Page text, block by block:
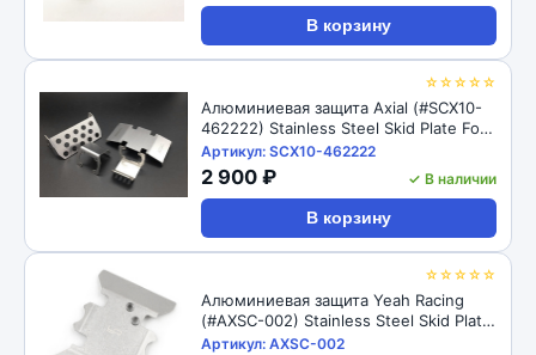
В корзину
☆☆☆☆☆
Алюминиевая защита Axial (#SCX10-
462222) Stainless Steel Skid Plate For
For Axial SCX10 II AX90046
Артикул: SCX10-462222
2 900 ₽ ✓ В наличии
В корзину
☆☆☆☆☆
Алюминиевая защита Yeah Racing
(#AXSC-002) Stainless Steel Skid Plate
For For Axial SCX10 II AX90046
Артикул: AXSC-002